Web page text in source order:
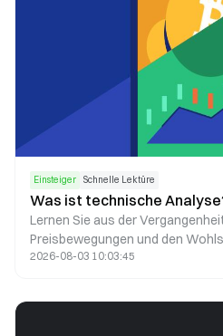
Einsteiger Schnelle Lektüre
Was ist technische
Lernen Sie aus der
Preisbewegungen und den
dynamischen Markt zu
2026-08-03 10:03:45